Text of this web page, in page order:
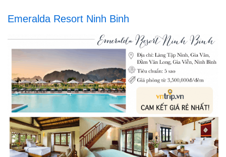
Emeralda Resort Ninh Binh